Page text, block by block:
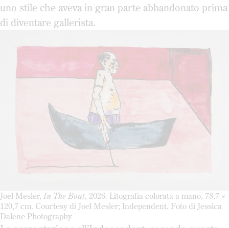
uno stile che aveva in gran parte abbandonato prima
di diventare gallerista.
Joel Mesler, In The Boat, 2026. Litografia colorata a mano, 78,7 ×
120,7 cm. Courtesy di Joel Mesler; Independent. Foto di Jessica
Dalene Photography